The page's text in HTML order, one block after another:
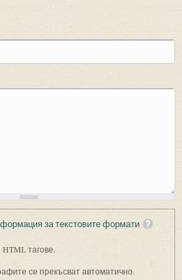
за текстовите формати
тагове.
се прекъсват автоматично.